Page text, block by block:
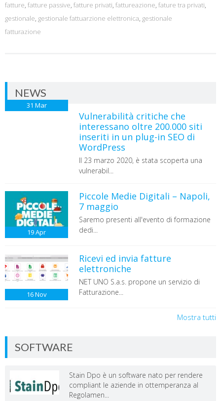
fatture, fatture passive, fatture privati, fattureazione, fature tra privati,
gestionale, gestionale fattuarzione elettronica, gestionale
fatturazione
NEWS
31 Mar
Vulnerabilità critiche che
interessano oltre 200.000 siti
inseriti in un plug-in SEO di
WordPress
Il 23 marzo 2020, è stata scoperta una
vulnerabil...
19Apr
Piccole Medie Digitali – Napoli,
7 maggio
Saremo presenti all'evento di formazione
dedi...
16Nov
Ricevi ed invia fatture
elettroniche
NET UNO S.a.s. propone un servizio di
Fatturazione...
Mostra tutti
SOFTWARE
Stain Dpo è un software nato per rendere
compliant le aziende in ottemperanza al
Regolamen...